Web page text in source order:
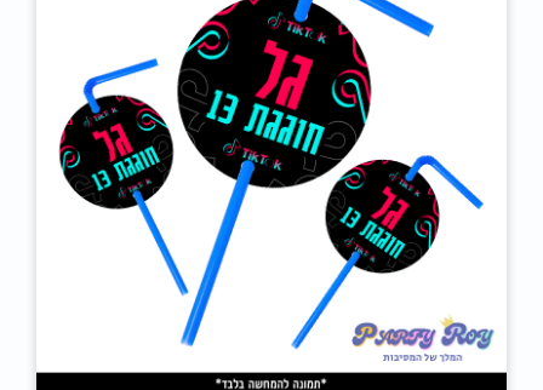
חולצה מודפסת - ‏‏באה הכלה הלך
22.90
₪
+
ADD